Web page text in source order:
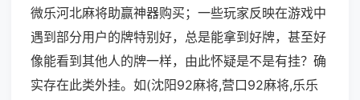
微乐河北麻将助赢神器购买；一些玩家反映在游戏中
遇到部分用户的牌特别好，总是能拿到好牌，甚至好
像能看到其他人的牌一样，由此怀疑是不是有挂？确
实存在此类外挂。如(沈阳92麻将,营口92麻将,乐乐